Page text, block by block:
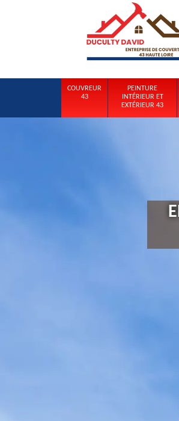
COUVREUR
43
PEINTURE
INTÉRIEUR ET
EXTÉRIEUR 43